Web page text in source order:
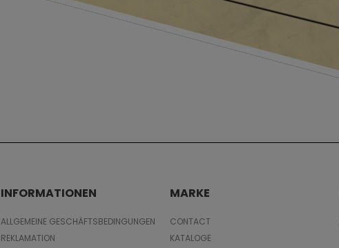
INFORMATIONEN
ALLGEMEINE GESCHÄFTSBEDINGUNGEN
REKLAMATION
MARKE
CONTACT
KATALOGE